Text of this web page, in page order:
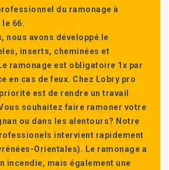
du ramonage à
le 66.
nous avons développé le
inserts, cheminées et
ramonage est obligatoire 1x par
en cas de feux. Chez Lobry pro
est de rendre un travail
souhaitez faire ramoner votre
ou dans les alentours? Notre
intervient rapidement
Orientales). Le ramonage a
incendie, mais également une